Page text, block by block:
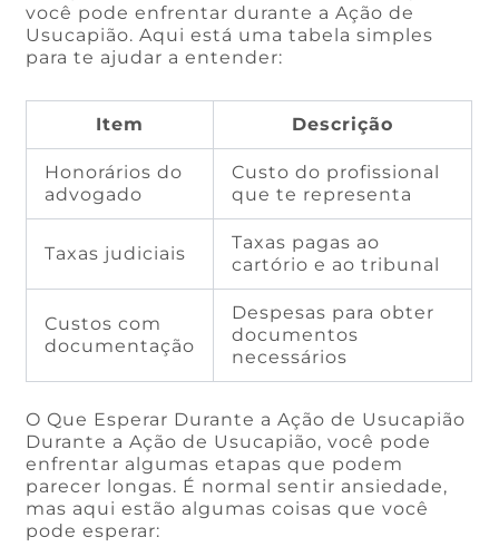
você pode enfrentar durante a Ação de
Usucapião. Aqui está uma tabela simples
para te ajudar a entender:
Item Descrição
Honorários do
advogado
Custo do profissional
que te representa
Taxas judiciais
Taxas pagas ao
cartório e ao tribunal
Custos com
documentação
Despesas para obter
documentos
necessários
O Que Esperar Durante a Ação de Usucapião
Durante a Ação de Usucapião, você pode
enfrentar algumas etapas que podem
parecer longas. É normal sentir ansiedade,
mas aqui estão algumas coisas que você
pode esperar: